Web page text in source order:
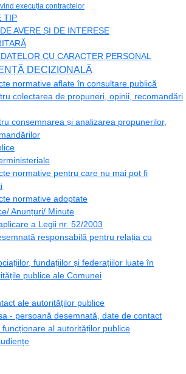
execuția contractelor
TIP
AVERE ȘI DE INTERESE
CU CARACTER PERSONAL
DECIZIONALĂ
normative aflate în consultare publică
colectarea de propuneri, opinii, recomandări
consemnarea și analizarea propunerilor,
normative pentru care nu mai pot fi
normative adoptate
Anunțuri/ Minute
a Legii nr. 52/2003
responsabilă pentru relația cu
fundațiilor și federațiilor luate în
publice ale Comunei
ale autorităților publice
- persoană desemnată, date de contact
al autorităților publice